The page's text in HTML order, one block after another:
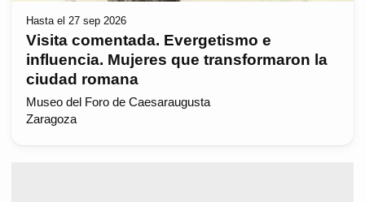
Hasta el 27 sep 2026
Visita comentada. Evergetismo e
influencia. Mujeres que transformaron la
ciudad romana
Museo del Foro de Caesaraugusta
Zaragoza